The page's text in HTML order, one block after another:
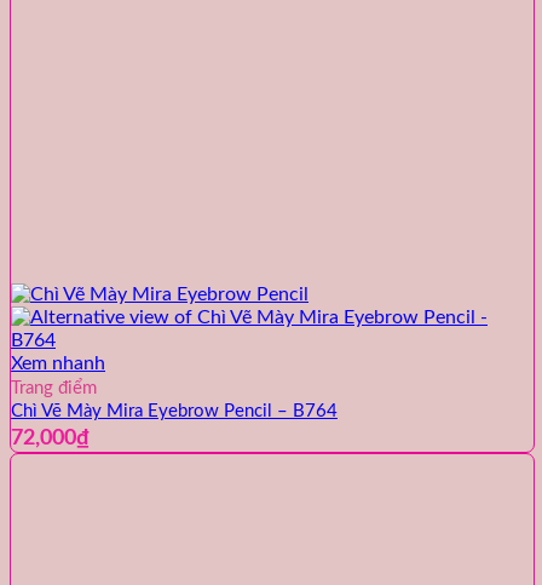
Xem nhanh
Trang điểm
Chì Vẽ Mày Mira Eyebrow Pencil – B764
72,000₫